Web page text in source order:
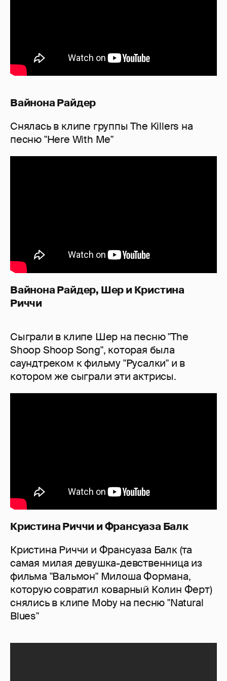
Вайнона Райдер
Снялась в клипе группы The Killers на
песню "Here With Me"
Вайнона Райдер, Шер и Кристина
Риччи
Сыграли в клипе Шер на песню "The
Shoop Shoop Song", которая была
саундтреком к фильму "Русалки" и в
котором же сыграли эти актрисы.
Кристина Риччи и Франсуаза Балк
Кристина Риччи и Франсуаза Балк (та
самая милая девушка-девственница из
фильма "Вальмон" Милоша Формана,
которую совратил коварный Колин Ферт)
снялись в клипе Moby на песню "Natural
Blues"